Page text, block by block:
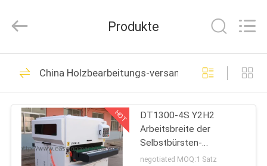
HAUS
PRODUKTE
ÜBER
UNS
Export
All
Reserved.
Holzbearbeitungs-
Band-Säge-
Maschine
48
Produkte
China Holzbearbeitungs-versandende Maschine
HOT
DT1300-4S Y2H2
Arbeitsbreite der
Selbstbürsten-
versandende
negotiated MOQ:1 Satz